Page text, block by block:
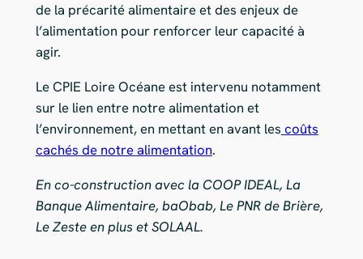
de la précarité alimentaire et des enjeux de
l’alimentation pour renforcer leur capacité à
agir.
Le CPIE Loire Océane est intervenu notamment
sur le lien entre notre alimentation et
l’environnement, en mettant en avant les coûts
cachés de notre alimentation.
En co-construction avec la COOP IDEAL, La
Banque Alimentaire, baObab, Le PNR de Brière,
Le Zeste en plus et SOLAAL.